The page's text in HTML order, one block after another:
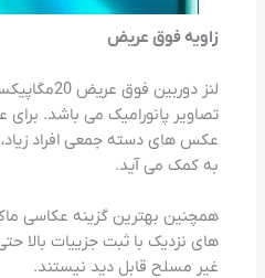
زاویه فوق عریض
لنز دوربین
تصاویر پانورامیک می باشد. برای
عکس های دسته جمعی افراد زیاد،
به کمک می آید.
همچنین بهترین گزینه عکاسی
های نزدیک با ثبت جزییات بالا
غیر مسلح قابل دید نیستند.